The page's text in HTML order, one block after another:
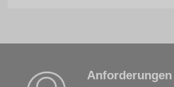
Kunden-Fallstudien
Anforderungen